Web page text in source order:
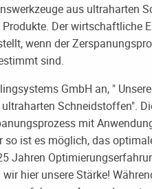
aus ultraharten
Der wirtschaftliche
wenn der
sind.
GmbH an, "
Schneidstoffen".
mit
so ist es möglich, das
Jahren
hier unsere Stärke!